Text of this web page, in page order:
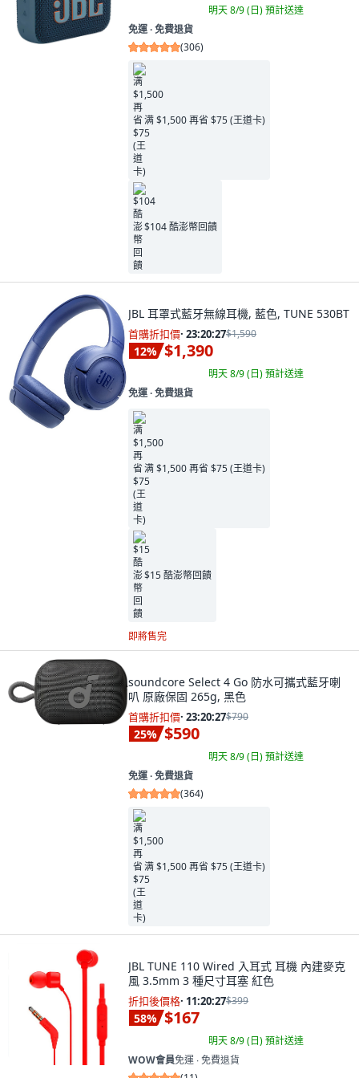
明天 8/9 (日)預計送達
免運 ∙ 免費退貨
(306)
满 $1,500 再省 $75 (王道卡)
$104 酷澎幣回饋
JBL 耳罩式藍牙無線耳機, 藍色, TUNE 530BT
首購折扣價· 23:20:26$1,590
12% $1,390
明天 8/9 (日)預計送達
免運 ∙ 免費退貨
满 $1,500 再省 $75 (王道卡)
$15 酷澎幣回饋
即將售完
soundcore Select 4 Go 防水可攜式藍牙喇
叭 原廠保固 265g, 黑色
首購折扣價· 23:20:26$790
25% $590
明天 8/9 (日)預計送達
免運 ∙ 免費退貨
(364)
满 $1,500 再省 $75 (王道卡)
JBL TUNE 110 Wired 入耳式 耳機 內建麥克
風 3.5mm 3 種尺寸耳塞 紅色
折扣後價格· 11:20:26$399
58% $167
明天 8/9 (日)預計送達
WOW會員免運 ∙ 免費退貨